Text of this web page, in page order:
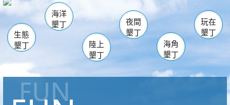
南仁湖
海生館
恆春 佳樂水
龍鑾潭自然中心 森林遊樂區
瓊麻館
關山 墾管處遊客中心
社頂公園 風吹沙
船帆石
白砂 龍磐公園
香蕉灣
砂島
鵝鑾鼻
生態
墾丁
海洋
墾丁
陸上
墾丁
夜間
墾丁
海角
墾丁
玩在
墾丁